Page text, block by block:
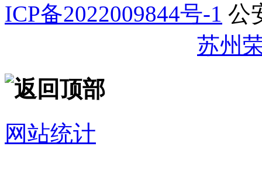
ICP备2022009844号-1 公
苏州
网站统计